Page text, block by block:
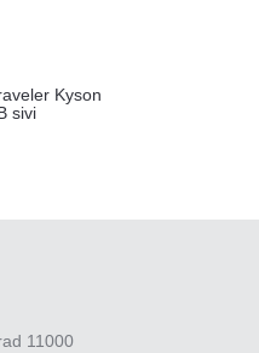
Kyson
sivi
11000